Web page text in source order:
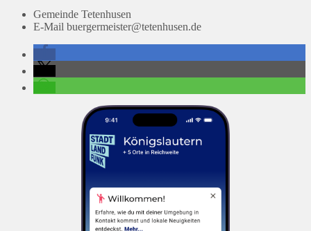
Gemeinde Tetenhusen
E-Mail buergermeister@tetenhusen.de